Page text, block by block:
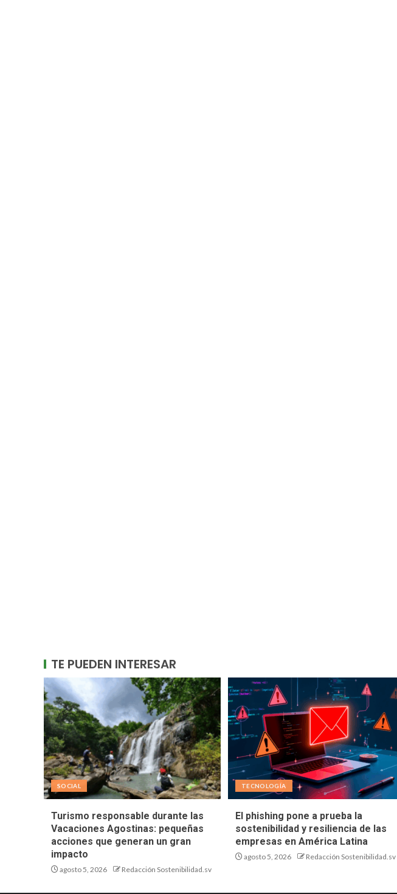
TE PUEDEN INTERESAR
SOCIAL
Turismo responsable durante las
Vacaciones Agostinas: pequeñas
acciones que generan un gran
impacto
agosto 5, 2026 Redacción Sostenibilidad.sv
TECNOLOGÍA
El phishing pone a prueba la
sostenibilidad y resiliencia de las
empresas en América Latina
agosto 5, 2026 Redacción Sostenibilidad.sv